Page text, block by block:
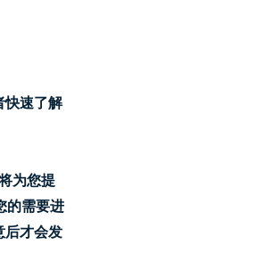
快速了解
为您提
的需要进
后才会发